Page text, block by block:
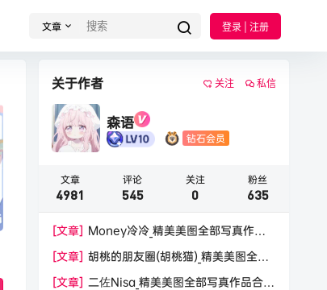
文章 登录 | 注册
关于作者 关注 私信
森语
钻石会员
文章
4981
评论
545
关注
0
粉丝
635
[文章] Money冷冷_精美美图全部写真作品
[文章] 胡桃的朋友圈(胡桃猫)_精美美图全部
[文章] 二佐Nisa_精美美图全部写真作品合